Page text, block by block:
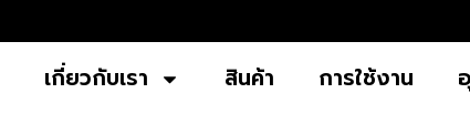
เกี่ยวกับเรา สินค้า การใช้งาน